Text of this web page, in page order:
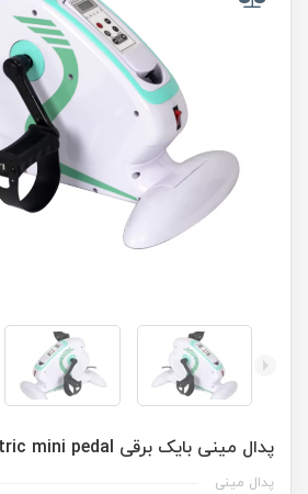
پدال مينی بايک برقی Electric mini pedal
پدال مينی